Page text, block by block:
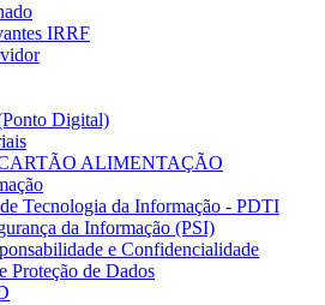
IRRF
Digital)
ALIMENTAÇÃO
Tecnologia da Informação - PDTI
da Informação (PSI)
e Confidencialidade
Proteção de Dados